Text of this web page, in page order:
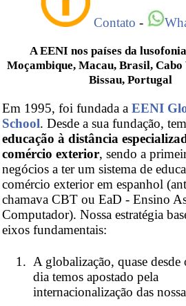
Contato -
A EENI nos países da
Moçambique, Macau, Brasil, Cabo
Bissau, Portugal
Em 1995, foi fundada a EENI
School. Desde a sua fundação,
educação à distância
comércio exterior, sendo a
negócios a ter um sistema de
comércio exterior em espanhol
chamava CBT ou EaD - Ensino
Computador). Nossa estratégia
eixos fundamentais:
A globalização, quase
dia temos apostado pela
internacionalização das